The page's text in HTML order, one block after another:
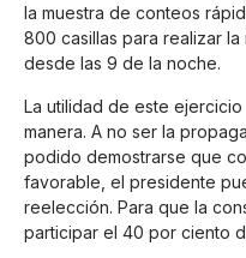
la muestra de conteos
800 casillas para realizar
desde las 9 de la noche.
La utilidad de este
manera. A no ser la
podido demostrarse que
favorable, el presidente
reelección. Para que la
participar el 40 por ciento